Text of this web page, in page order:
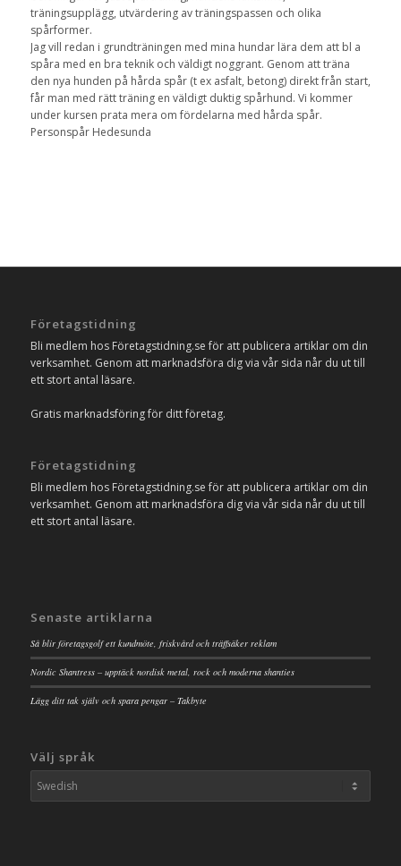
träningsupplägg, utvärdering av träningspassen och olika
spårformer.
Jag vill redan i grundträningen med mina hundar lära dem att bl a
spåra med en bra teknik och väldigt noggrant. Genom att träna
den nya hunden på hårda spår (t ex asfalt, betong) direkt från start,
får man med rätt träning en väldigt duktig spårhund. Vi kommer
under kursen prata mera om fördelarna med hårda spår.
Personspår Hedesunda
Företagstidning
Bli medlem hos Företagstidning.se för att publicera artiklar om din
verksamhet. Genom att marknadsföra dig via vår sida når du ut till
ett stort antal läsare.
Gratis marknadsföring för ditt företag.
Företagstidning
Bli medlem hos Företagstidning.se för att publicera artiklar om din
verksamhet. Genom att marknadsföra dig via vår sida når du ut till
ett stort antal läsare.
Senaste artiklarna
Så blir företagsgolf ett kundmöte, friskvård och träffsäker reklam
Nordic Shantress – upptäck nordisk metal, rock och moderna shanties
Lägg ditt tak själv och spara pengar – Takbyte
Välj språk